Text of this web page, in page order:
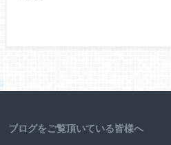
ブログをご覧頂いている皆様へ